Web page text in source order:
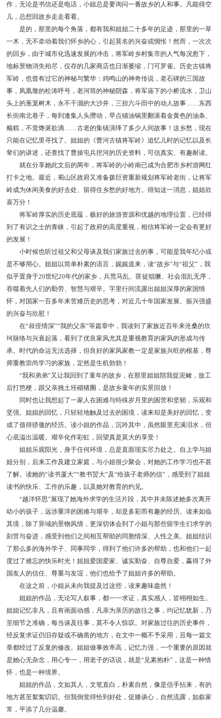
作，无论是书信还是电话，小姐总是要询问一番故乡的人和事。凡能得空
儿，总想回故乡走走看看。
是的，那里的每个角落，都有我和姐姐二十多年的足迹，那里的一草
一木，无不牵动着我们怀乡的心，引起莫名的兴奋或惆怅！然而，一次次
的回乡，由于城市化迅速发展的冲击，将军岭乡村集市的人气每况愈下，
地标景物消失殆尽，仅存的几家商店也日渐萎缩，门可罗雀。历史古镇将
军岭，也曾有过它的神秘与繁华：鸡鸣山的神奇传说，老石碑的三国故
事，凤凰墩的松涛呼号，老河筒的神秘阴森，将军庙下的小桥流水，卫山
头上的葱茏树木，永不干涸的大沙井，三担六斗田中的动人故事……东西
长街南北巷子，每到逢集人头攒动，早点铺油锅里翻滚着金黄色的油条、
糍糕，不觉馋涎欲滴……古老的集镇演绎了多少人间故事！这乡愁，现在
只能在记忆里寻找了。姐姐的《曹河古镇将军岭》追忆儿时的记忆以及长
辈们的讲述，还查找了曹操屯兵挖河的历史资料，可信真实、有趣耐读。
就在分享她此文后的两年，将军岭的小岭南已成为合肥市乡村游网红
打卡之地。最近，蜀山区政府又准备拨巨资重新规划将军岭老街，让将军
岭成为休闲美食的好去处、留得住乡愁的好地方。得知这一消息，姐姐欣
喜万分！
将军岭厚实的历史底蕴，极好的旅游资源和优越的地理位置，已经得
到了有识之士的青睐，引起了政府的高度重视，相信将军岭一定会有更好
的发展！
小时候也听过祖父和父母谈及我们家族过去的事，可能是我年纪小或
是不够用心。姐姐以简单朴素的语言，娓娓道来，读“故乡”与“祖父”，我
似乎置身于20世纪20年代的家乡，兵荒马乱、匪徒猖獗、社会混乱无序，
吞噬着先人们的勤劳、智慧与艰辛。字里行间流露出姐姐深厚的家国情
怀，对国家一百多年来苦难历史的思考，对近几十年国家发展、振兴强盛
的兴奋与欣慰！
在“叔侄情深”“我的父亲”等篇章中，我读到了家族近百年来沧桑的坎
坷脉络与兴衰起落，看到了优良家风尤其是重视教育的家风的形成与传
承。时代的命运无法选择，但良好的家风家教一定是家族兴旺的根基，尊
师重教崇尚学习的家族，定然是生机勃勃！
“我和弟弟”又让我回到了童年的故乡，在那里姐姐陪我捉泥鳅，放工
后打笆梗，跟父亲挑土坯砌猪圈，是故乡童年的实景回放！
同时也让我想起了一家人在困难与特殊岁月里的困苦和坚韧，乐观和
坚强。姐姐的回忆，只轻轻地触及过去的困境，读来却是美好的回忆，变
成了值得骄傲的经历。读小姐的作品，沉吟其中，虽然眼里充满泪水，但
心底溢出温暖。艰辛化作彩虹，回望真是莫大的享受！
姐姐乐观阳光，身于任何环境，总是直面现实尽力处之。自上学与姐
姐分别，后来工作及建立家庭，与小姐很少聚会，对她的工作学习也不甚
了解。读她的“读书厦大”“教书贸大”及“给孩子老师的信”，感受到了姐姐
读书的快乐、工作的乐趣，以及她对教育的灼见。
“越洋怀思”展现了她海外求学的生活片段，其中并未陈述她多次离开
幼小的孩子，远涉重洋的困难与艰辛，却是多彩而有趣的经历。读来如临
其境，除了异域的景物风情，更深切体会到了小姐与那些留学生们求学的
刻苦与奋进，感受到他们之间相互帮助的同胞情深、人性之美。姐姐结识
了那么多的海外学子、同事同学，得到了他们许多的帮助，也和他们一起
度过了难忘的快乐时光！姐姐爱国爱家、诚实勤奋、自尊自爱，赢得了外
国友人的信任、尊重与友谊，他们也给予了姐姐许多的帮助。
在这之前，小姐从未向我提及过这些，读来趣味盎然！
姐姐的作品，无论写人叙事，都一一求证，真实感人，皆栩栩如生。
姐姐记忆非凡，且有画面动感，凡亲为亲历的故往之事，均记忆犹新，乃
至细节之准确，每当谈及往事，莫不令人惊叹。对家族过往的历史事件，
经反复求证仍旧存疑或不确凿的地方，在文中一概不予采用，且每一篇文
章都经过了反复的修改。姐姐做事效率高，记忆力强，一个重要的原因就
是她心无杂念，用心专一，用老子的话说，就是“见素抱朴”，这是一种情
怀，也是一种境界。
姐姐的作品，文如其人，文笔直白，朴素自然，像是信手拈来，有的
地方甚至絮絮叨叨。但我倒觉得恰到好处，促膝谈心，自然流露，如叙家
常，平添了几分温馨。